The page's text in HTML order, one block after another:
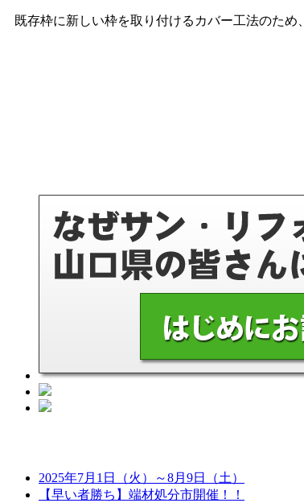
既存枠に新しい枠を取り付けるカバー工法のた
2025年7月1日（火）～8月9日（土）
【早い者勝ち】端材処分市開催！！